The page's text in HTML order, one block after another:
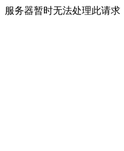
服务器暂时无法处理此请求